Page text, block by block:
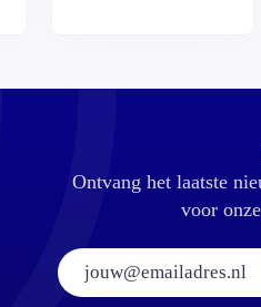
Ontvang het laatste
voor